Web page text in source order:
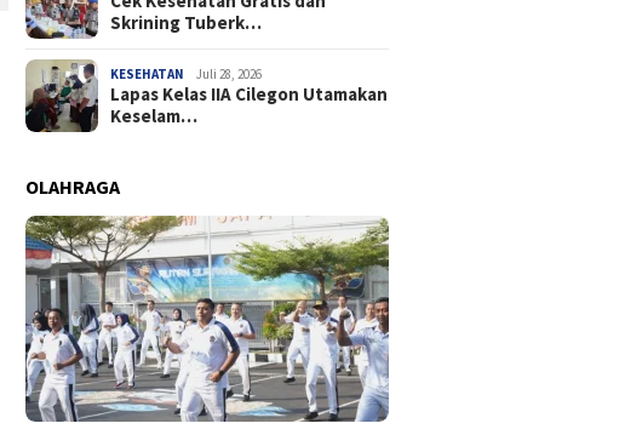
Skrining Tuberk…
KESEHATAN Juli 28, 2026
Lapas Kelas IIA Cilegon Utamakan
Keselam…
OLAHRAGA